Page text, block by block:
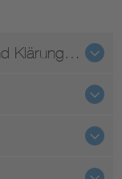
1. Vorstellung des Produktes und Klärung der Anforderungen